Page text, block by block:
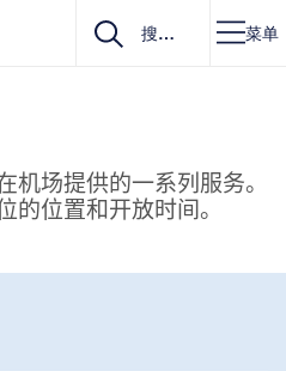
菜单
机场提供的一系列服务。
的位置和开放时间。